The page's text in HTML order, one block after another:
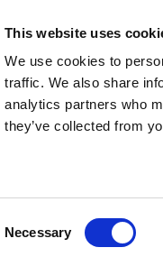
This website uses
We use cookies to
traffic. We also share
analytics partners who
they’ve collected from
Necessary